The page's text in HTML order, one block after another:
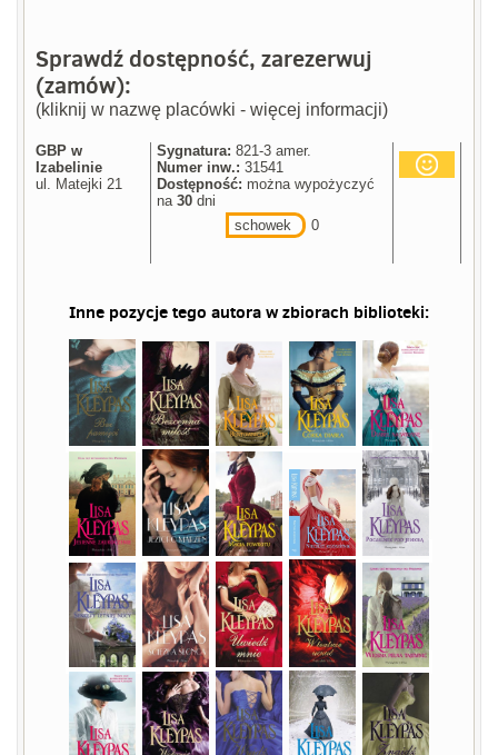
Sprawdź dostępność, zarezerwuj
(zamów):
(kliknij w nazwę placówki - więcej informacji)
GBP w
Izabelinie
ul. Matejki 21
Sygnatura: 821-3 amer.
Numer inw.: 31541
Dostępność: można wypożyczyć
na30 dni
schowek
0
Inne pozycje tego autora w zbiorach biblioteki: